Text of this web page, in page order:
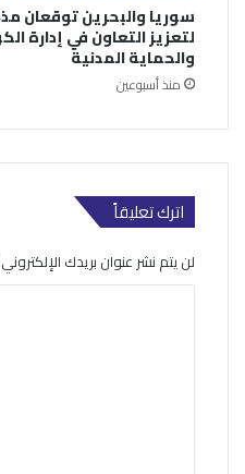
سوريا والبحرين توقعان
لتعزيز التعاون في إدارة
والحماية المدنية
منذ أسبوعين
اترك تعليقاً
لن يتم نشر عنوان بريدك